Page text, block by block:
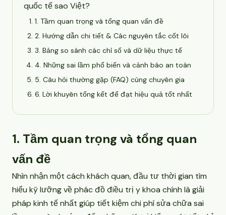
quốc tế sao Việt?
1. Tầm quan trọng và tổng quan vấn đề
2. Hướng dẫn chi tiết & Các nguyên tắc cốt lõi
3. Bảng so sánh các chỉ số và dữ liệu thực tế
4. Những sai lầm phổ biến và cảnh báo an toàn
5. Câu hỏi thường gặp (FAQ) cùng chuyên gia
6. Lời khuyên tổng kết để đạt hiệu quả tốt nhất
1. Tầm quan trọng và tổng quan
vấn đề
Nhìn nhận một cách khách quan, đầu tư thời gian tìm
hiểu kỹ lưỡng về phác đồ điều trị y khoa chính là giải
pháp kinh tế nhất giúp tiết kiệm chi phí sửa chữa sai